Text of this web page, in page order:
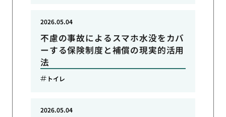
不慮の事故によるスマホ水没をカバ
ーする保険制度と補償の現実的活用
法
2026.05.04
トイレ
2026.05.04